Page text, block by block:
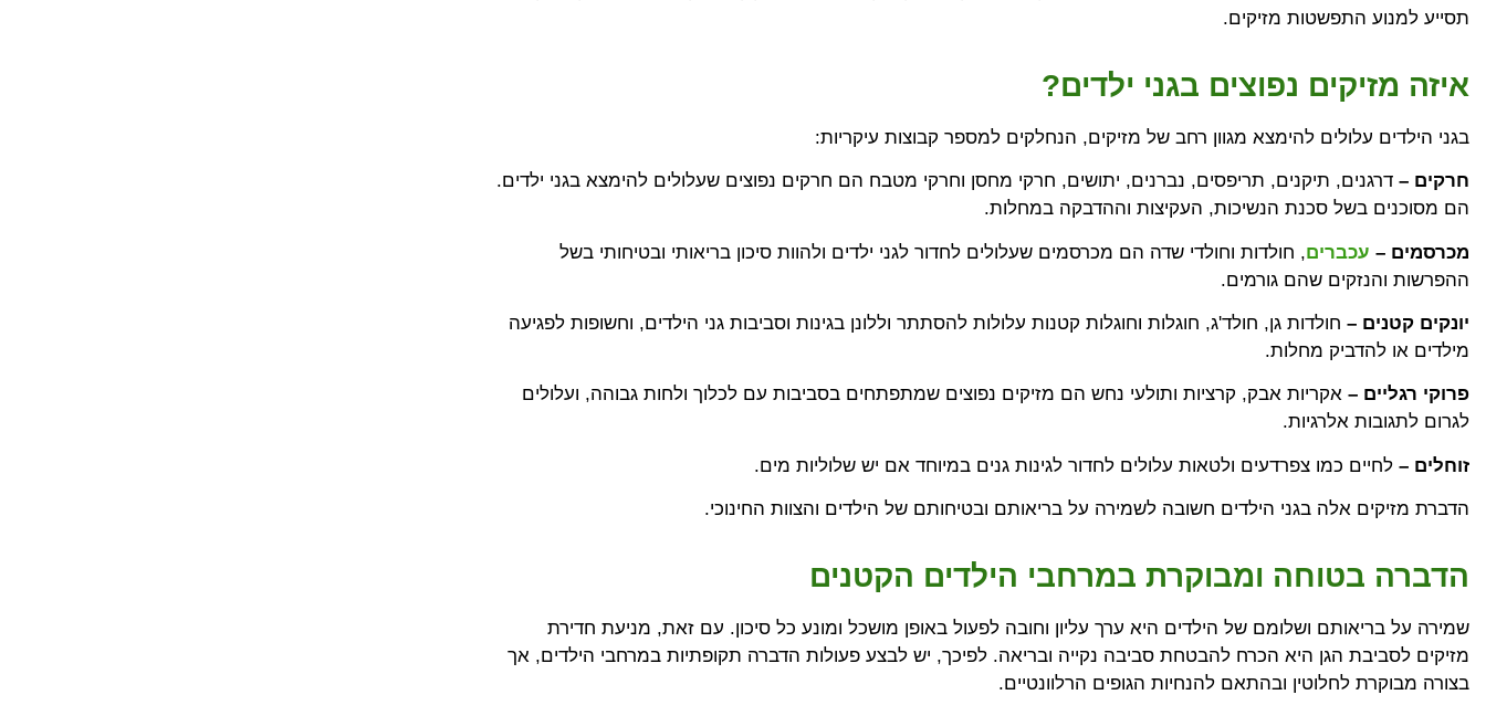
תסייע למנוע התפשטות מזיקים.
איזה מזיקים נפוצים בגני ילדים?
בגני הילדים עלולים להימצא מגוון רחב של מזיקים, הנחלקים למספר קבוצות עיקריות:
חרקים – דרגנים, תיקנים, תריפסים, נברנים, יתושים, חרקי מחסן וחרקי מטבח הם חרקים נפוצים שעלולים להימצא בגני ילדים.
הם מסוכנים בשל סכנת הנשיכות, העקיצות וההדבקה במחלות.
מכרסמים – עכברים, חולדות וחולדי שדה הם מכרסמים שעלולים לחדור לגני ילדים ולהוות סיכון בריאותי ובטיחותי בשל
ההפרשות והנזקים שהם גורמים.
יונקים קטנים – חולדות גן, חולד'ג, חוגלות וחוגלות קטנות עלולות להסתתר וללונן בגינות וסביבות גני הילדים, וחשופות לפגיעה
מילדים או להדביק מחלות.
פרוקי רגליים – אקריות אבק, קרציות ותולעי נחש הם מזיקים נפוצים שמתפתחים בסביבות עם לכלוך ולחות גבוהה, ועלולים
לגרום לתגובות אלרגיות.
זוחלים – לחיים כמו צפרדעים ולטאות עלולים לחדור לגינות גנים במיוחד אם יש שלוליות מים.
הדברת מזיקים אלה בגני הילדים חשובה לשמירה על בריאותם ובטיחותם של הילדים והצוות החינוכי.
הדברה בטוחה ומבוקרת במרחבי הילדים הקטנים
שמירה על בריאותם ושלומם של הילדים היא ערך עליון וחובה לפעול באופן מושכל ומונע כל סיכון. עם זאת, מניעת חדירת
מזיקים לסביבת הגן היא הכרח להבטחת סביבה נקייה ובריאה. לפיכך, יש לבצע פעולות הדברה תקופתיות במרחבי הילדים, אך
בצורה מבוקרת לחלוטין ובהתאם להנחיות הגופים הרלוונטיים.